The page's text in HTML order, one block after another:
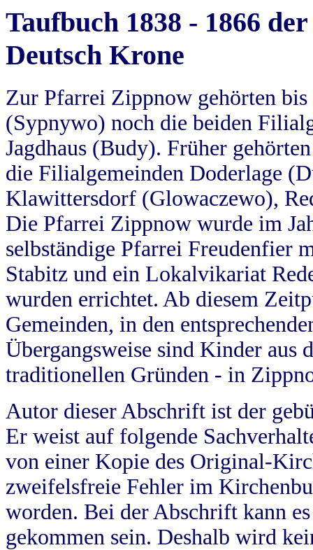
Taufbuch 1838 - 1866
Deutsch Krone
Zur Pfarrei Zippnow gehörten
(Sypnywo) noch die beiden
Jagdhaus (Budy). Früher
die Filialgemeinden Doderlage
Klawittersdorf (Glowaczewo),
Die Pfarrei Zippnow wurde im
selbständige Pfarrei Freudenfier
Stabitz und ein Lokalvikariat
wurden errichtet. Ab diesem
Gemeinden, in den
Übergangsweise sind Kinder aus
traditionellen Gründen - in
Autor dieser Abschrift ist der
Er weist auf folgende
von einer Kopie des Original-
zweifelsfreie Fehler im
worden. Bei der Abschrift kann
gekommen sein. Deshalb wird